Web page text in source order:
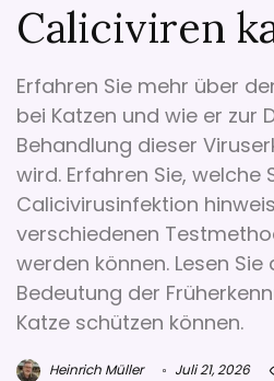
Caliciviren
Erfahren Sie mehr über
bei Katzen und wie er zur
Behandlung dieser
wird. Erfahren Sie,
Calicivirusinfektion
verschiedenen
werden können. Lesen
Bedeutung der
Katze schützen können.
Heinrich Müller Juli 21, 2026